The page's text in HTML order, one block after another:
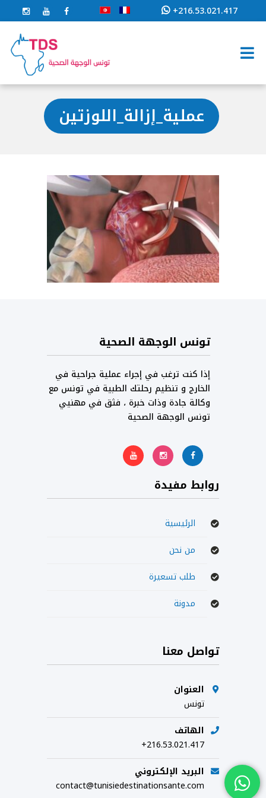
+216.53.021.417
عملية_إزالة_اللوزتين
تونس الوجهة الصحية
إذا كنت ترغب في إجراء عملية جراحية في
الخارج و تنظيم رحلتك الطبية في تونس مع
وكالة جادة وذات خبرة ، فثق في مهنيي
تونس الوجهة الصحية
روابط مفيدة
الرئيسية
من نحن
طلب تسعيرة
مدونة
تواصل معنا
العنوان
تونس
الهاتف
+216.53.021.417
البريد الإلكتروني
contact@tunisiedestinationsante.com